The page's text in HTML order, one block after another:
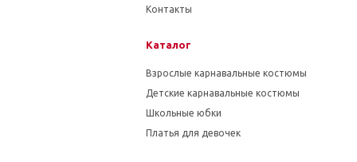
Контакты
Каталог
Взрослые карнавальные костюмы
Детские карнавальные костюмы
Школьные юбки
Платья для девочек